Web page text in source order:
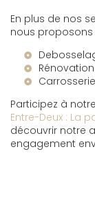
En plus de nos
nous
Participez à notre
Entre-Deux : La
découvrir notre
engagement